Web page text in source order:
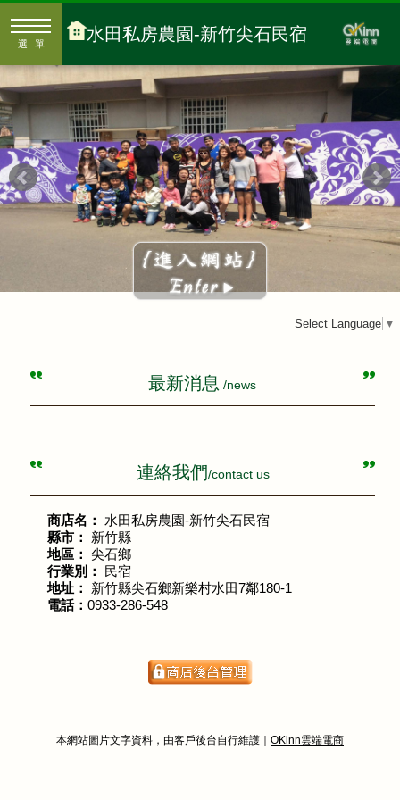
選單 水田私房農園-新竹尖石民宿
Select Language ▼
最新消息 /news
連絡我們/contact us
商店名：
水田私房農園-新竹尖石民宿
縣市：
新竹縣
地區：
尖石鄉
行業別：
民宿
地址：
新竹縣尖石鄉新樂村水田7鄰180-1
電話： 0933-286-548
本網站圖片文字資料，由客戶後台自行維護｜ OKinn雲端電商